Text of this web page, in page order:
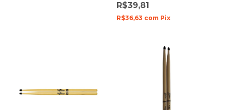
R$39,81
R$36,63 com Pix